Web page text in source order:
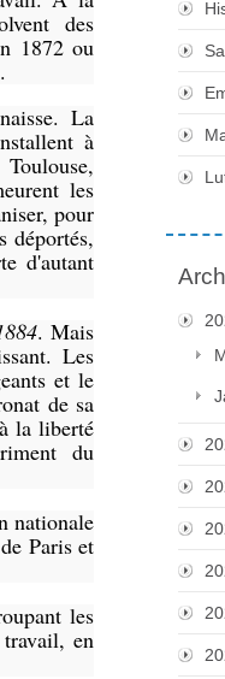
des
1872 ou
La
à
les
pour
déportés,
d'autant
. Mais
Les
et le
de sa
la liberté
du
nationale
Paris et
les
en